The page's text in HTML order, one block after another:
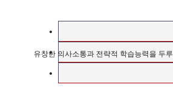
유창한 의사소통과 전략적 학습능력을 두